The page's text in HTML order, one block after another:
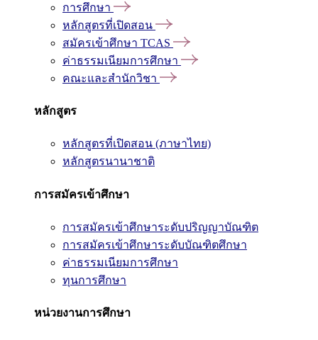
การศึกษา
หลักสูตรที่เปิดสอน
สมัครเข้าศึกษา TCAS
ค่าธรรมเนียมการศึกษา
คณะและสำนักวิชา
หลักสูตร
หลักสูตรที่เปิดสอน (ภาษาไทย)
หลักสูตรนานาชาติ
การสมัครเข้าศึกษา
การสมัครเข้าศึกษาระดับปริญญาบัณฑิต
การสมัครเข้าศึกษาระดับบัณฑิตศึกษา
ค่าธรรมเนียมการศึกษา
ทุนการศึกษา
หน่วยงานการศึกษา